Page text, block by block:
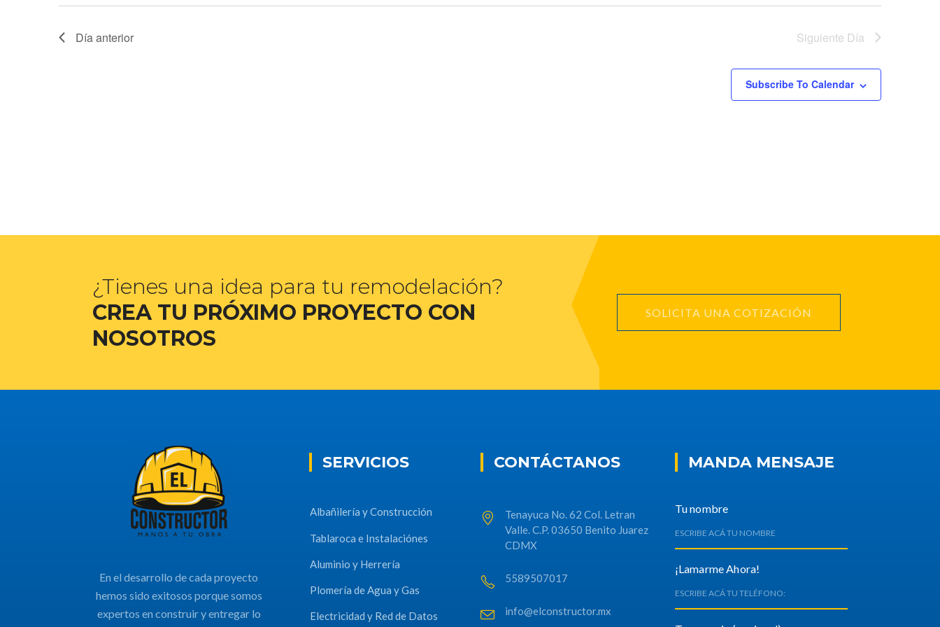
clave.
Día anterior Siguiente Día
Subscribe To Calendar
¿Tienes una idea para tu remodelación?
CREA TU PRÓXIMO PROYECTO CON
NOSOTROS
SOLICITA UNA COTIZACIÓN
En el desarrollo de cada proyecto
hemos sido exitosos porque somos
expertos en construir y entregar lo
SERVICIOS
Albañilería y Construcción
Tablaroca e Instalaciónes
Aluminio y Herrería
Plomería de Agua y Gas
Electricidad y Red de Datos
CONTÁCTANOS
Tenayuca No. 62 Col. Letran
Valle. C.P. 03650 Benito Juarez
CDMX
5589507017
info@elconstructor.mx
MANDA MENSAJE
Tu nombre
¡Lamarme Ahora!